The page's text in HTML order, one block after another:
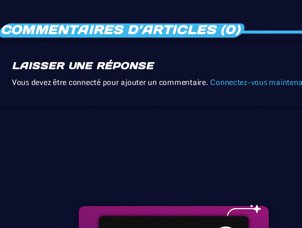
COMMENTAIRES D’ARTICLES (0)
LAISSER UNE RÉPONSE
Vous devez être connecté pour ajouter un commentaire. Connectez-vous